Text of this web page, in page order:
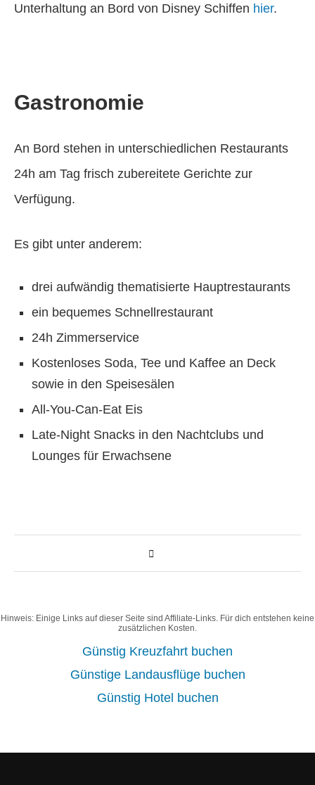
Unterhaltung an Bord von Disney Schiffen hier.
Gastronomie
An Bord stehen in unterschiedlichen Restaurants
24h am Tag frisch zubereitete Gerichte zur
Verfügung.
Es gibt unter anderem:
drei aufwändig thematisierte Hauptrestaurants
ein bequemes Schnellrestaurant
24h Zimmerservice
Kostenloses Soda, Tee und Kaffee an Deck
sowie in den Speisesälen
All-You-Can-Eat Eis
Late-Night Snacks in den Nachtclubs und
Lounges für Erwachsene
Hinweis: Einige Links auf dieser Seite sind Affiliate-Links. Für dich entstehen keine
zusätzlichen Kosten.
Günstig Kreuzfahrt buchen
Günstige Landausflüge buchen
Günstig Hotel buchen